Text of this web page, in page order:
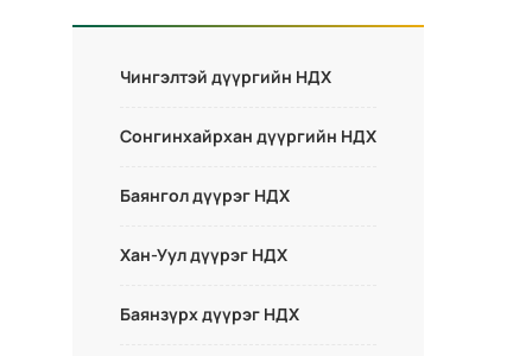
Чингэлтэй дүүргийн НДХ
Сонгинхайрхан дүүргийн НДХ
Баянгол дүүрэг НДХ
Хан-Уул дүүрэг НДХ
Баянзүрх дүүрэг НДХ